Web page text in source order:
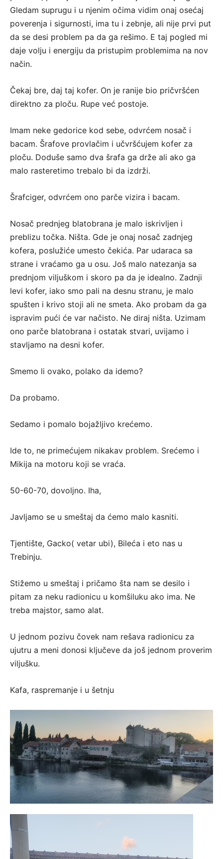
Gledam suprugu i u njenim očima vidim onaj osećaj
poverenja i sigurnosti, ima tu i zebnje, ali nije prvi put
da se desi problem pa da ga rešimo. E taj pogled mi
daje volju i energiju da pristupim problemima na nov
način.
Čekaj bre, daj taj kofer. On je ranije bio pričvršćen
direktno za ploču. Rupe već postoje.
Imam neke gedorice kod sebe, odvrćem nosač i
bacam. Šrafove provlačim i učvršćujem kofer za
ploču. Doduše samo dva šrafa ga drže ali ako ga
malo rasteretimo trebalo bi da izdrži.
Šrafciger, odvrćem ono parče vizira i bacam.
Nosač prednjeg blatobrana je malo iskrivljen i
preblizu točka. Ništa. Gde je onaj nosač zadnjeg
kofera, poslužiće umesto čekića. Par udaraca sa
strane i vraćamo ga u osu. Još malo natezanja sa
prednjom viljuškom i skoro pa da je idealno. Zadnji
levi kofer, iako smo pali na desnu stranu, je malo
spušten i krivo stoji ali ne smeta. Ako probam da ga
ispravim pući će var načisto. Ne diraj ništa. Uzimam
ono parče blatobrana i ostatak stvari, uvijamo i
stavljamo na desni kofer.
Smemo li ovako, polako da idemo?
Da probamo.
Sedamo i pomalo bojažljivo krećemo.
Ide to, ne primećujem nikakav problem. Srećemo i
Mikija na motoru koji se vraća.
50-60-70, dovoljno. Iha,
Javljamo se u smeštaj da ćemo malo kasniti.
Tjentište, Gacko( vetar ubi), Bileća i eto nas u
Trebinju.
Stižemo u smeštaj i pričamo šta nam se desilo i
pitam za neku radionicu u komšiluku ako ima. Ne
treba majstor, samo alat.
U jednom pozivu čovek nam rešava radionicu za
ujutru a meni donosi ključeve da još jednom proverim
viljušku.
Kafa, raspremanje i u šetnju